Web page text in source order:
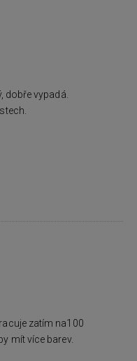
dobře vypadá.
zatím na100
mít více barev.